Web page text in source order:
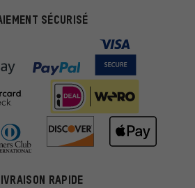
SÉCURISÉ
RAPIDE